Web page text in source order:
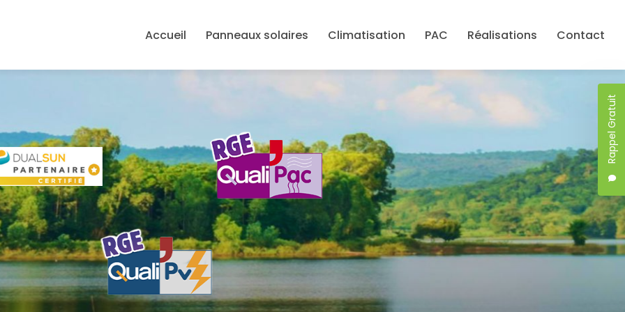
Rappel Gratuit
Accueil
Panneaux solaires Climatisation PAC Réalisations Contact